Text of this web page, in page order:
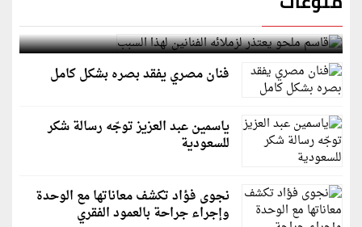
قاسم ملحو يعتذر لزملائه الفنانين لهذا السبب
فنان مصري يفقد بصره بشكل كامل
ياسمين عبد العزيز توجّه رسالة شكر
للسعودية
نجوى فؤاد تكشف معاناتها مع الوحدة
وإجراء جراحة بالعمود الفقري